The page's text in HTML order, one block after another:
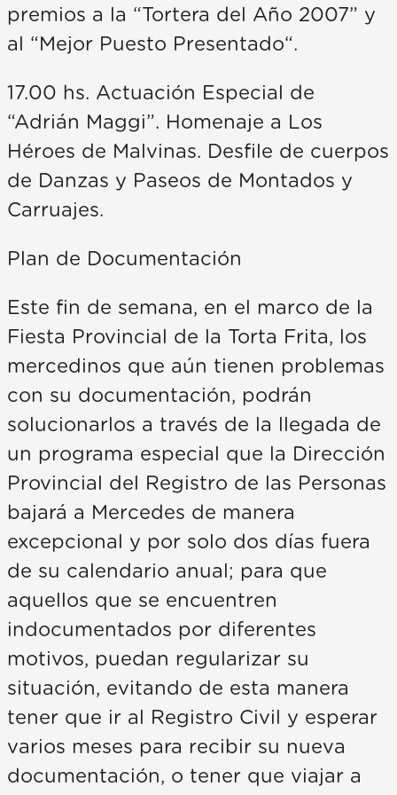
premios a la “Tortera del Año 2007” y
al “Mejor Puesto Presentado“.
17.00 hs. Actuación Especial de
“Adrián Maggi”. Homenaje a Los
Héroes de Malvinas. Desfile de cuerpos
de Danzas y Paseos de Montados y
Carruajes.
Plan de Documentación
Este fin de semana, en el marco de la
Fiesta Provincial de la Torta Frita, los
mercedinos que aún tienen problemas
con su documentación, podrán
solucionarlos a través de la llegada de
un programa especial que la Dirección
Provincial del Registro de las Personas
bajará a Mercedes de manera
excepcional y por solo dos días fuera
de su calendario anual; para que
aquellos que se encuentren
indocumentados por diferentes
motivos, puedan regularizar su
situación, evitando de esta manera
tener que ir al Registro Civil y esperar
varios meses para recibir su nueva
documentación, o tener que viajar a